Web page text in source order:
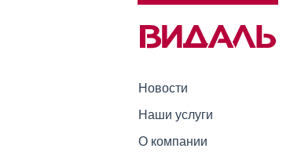
Новости
Наши услуги
О компании